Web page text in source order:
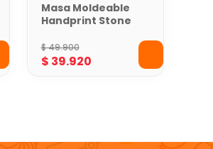
Masa Moldeable
Handprint Stone
$49.900
$ 39.920